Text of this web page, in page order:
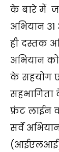
के बारे में
अभियान
ही दस्तक
अभियान
के सहयोग
फ्रंट लाईन
सर्वे
(आईएलआई),